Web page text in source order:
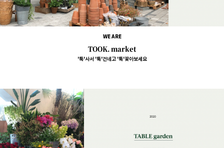
WE ARE
TOOK. market
'툭'사서 '툭'건네고 '툭'꽂아보세요